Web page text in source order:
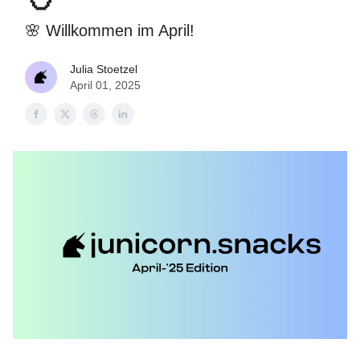
🌸 Willkommen im April!
Julia Stoetzel
April 01, 2025